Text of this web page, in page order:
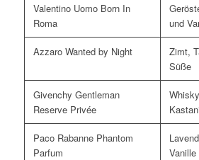
Valentino Uomo Born In
Roma
und
Azzaro Wanted by Night
Zimt,
Süße
Givenchy Gentleman
Reserve Privée
Paco Rabanne Phantom
Parfum
Vanille